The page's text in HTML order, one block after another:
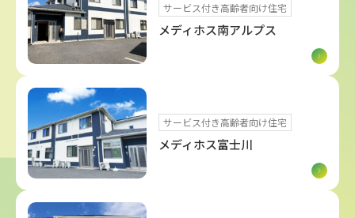
サービス付き高齢者向け住宅
メディホス南アルプス
サービス付き高齢者向け住宅
メディホス富士川